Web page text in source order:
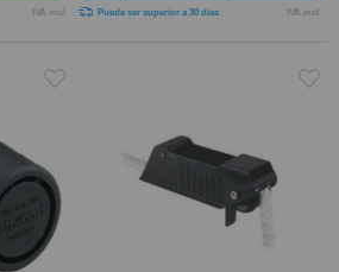
IVA incl. Puede ser superior a 30 días IVA incl.